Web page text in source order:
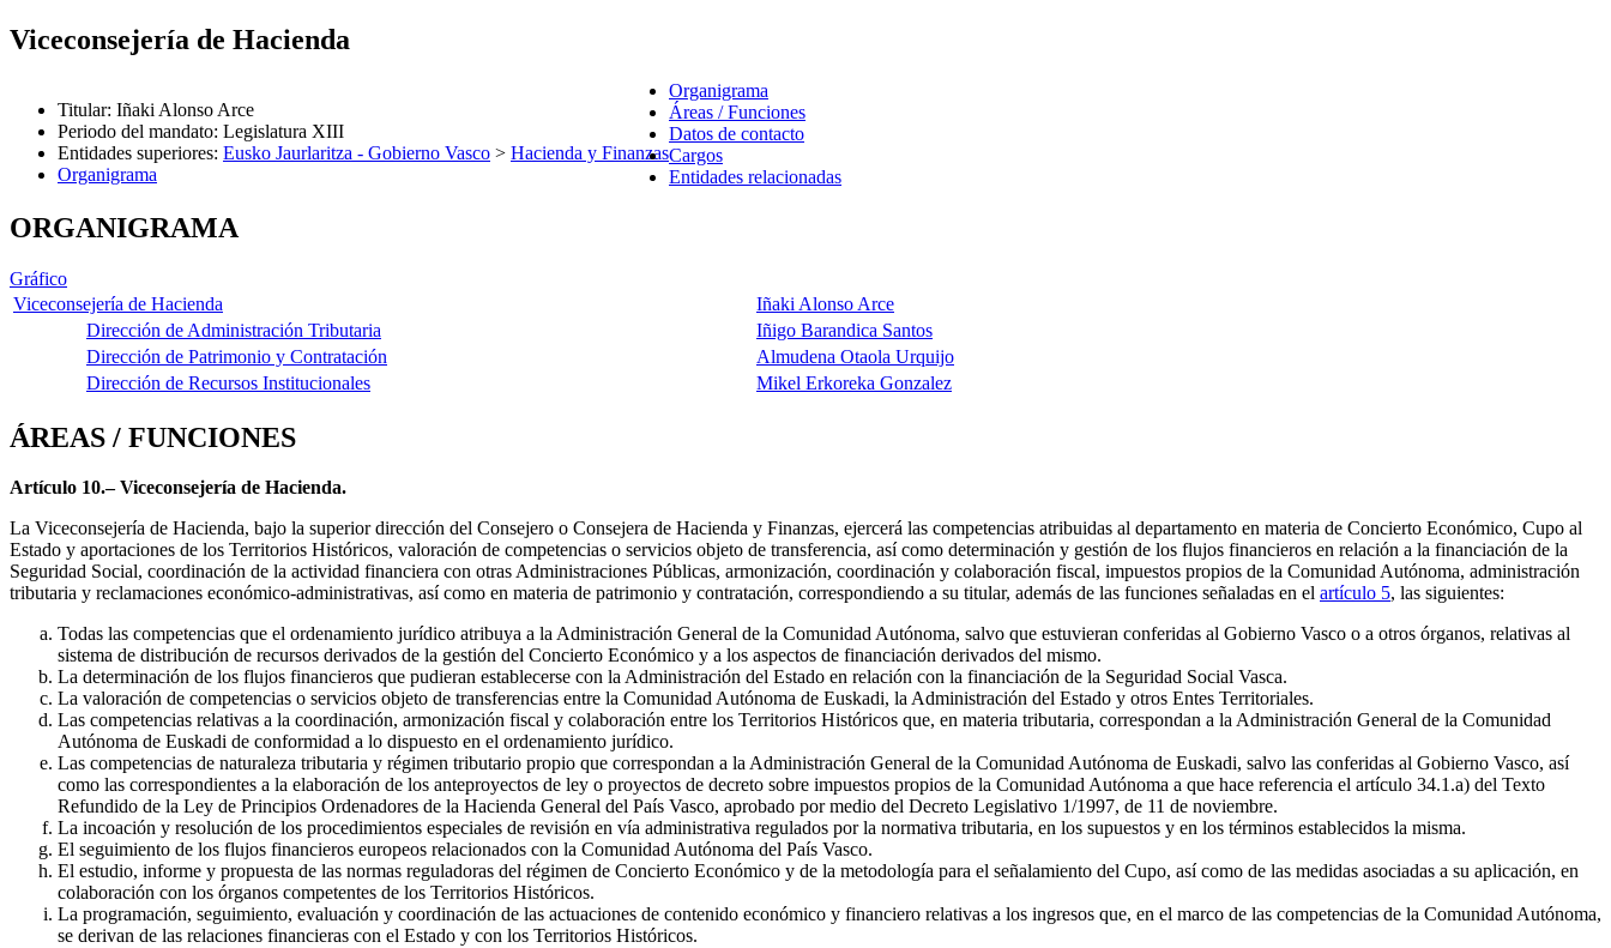
Viceconsejería de Hacienda
Titular: Iñaki Alonso Arce
Periodo del mandato: Legislatura XIII
Entidades superiores: Eusko Jaurlaritza - Gobierno Vasco > Hacienda y Finanzas
Organigrama
Organigrama
Áreas / Funciones
Datos de contacto
Cargos
Entidades relacionadas
ORGANIGRAMA
Gráfico
Viceconsejería de Hacienda
Iñaki Alonso Arce
Dirección de Administración Tributaria
Iñigo Barandica Santos
Dirección de Patrimonio y Contratación
Almudena Otaola Urquijo
Dirección de Recursos Institucionales
Mikel Erkoreka Gonzalez
ÁREAS / FUNCIONES
Artículo 10.– Viceconsejería de Hacienda.
La Viceconsejería de Hacienda, bajo la superior dirección del Consejero o Consejera de Hacienda y Finanzas, ejercerá las competencias atribuidas al departamento en materia de Concierto Económico, Cupo al
Estado y aportaciones de los Territorios Históricos, valoración de competencias o servicios objeto de transferencia, así como determinación y gestión de los flujos financieros en relación a la financiación de la
Seguridad Social, coordinación de la actividad financiera con otras Administraciones Públicas, armonización, coordinación y colaboración fiscal, impuestos propios de la Comunidad Autónoma, administración
tributaria y reclamaciones económico-administrativas, así como en materia de patrimonio y contratación, correspondiendo a su titular, además de las funciones señaladas en el artículo 5, las siguientes:
Todas las competencias que el ordenamiento jurídico atribuya a la Administración General de la Comunidad Autónoma, salvo que estuvieran conferidas al Gobierno Vasco o a otros órganos, relativas al
sistema de distribución de recursos derivados de la gestión del Concierto Económico y a los aspectos de financiación derivados del mismo.
La determinación de los flujos financieros que pudieran establecerse con la Administración del Estado en relación con la financiación de la Seguridad Social Vasca.
La valoración de competencias o servicios objeto de transferencias entre la Comunidad Autónoma de Euskadi, la Administración del Estado y otros Entes Territoriales.
Las competencias relativas a la coordinación, armonización fiscal y colaboración entre los Territorios Históricos que, en materia tributaria, correspondan a la Administración General de la Comunidad
Autónoma de Euskadi de conformidad a lo dispuesto en el ordenamiento jurídico.
Las competencias de naturaleza tributaria y régimen tributario propio que correspondan a la Administración General de la Comunidad Autónoma de Euskadi, salvo las conferidas al Gobierno Vasco, así
como las correspondientes a la elaboración de los anteproyectos de ley o proyectos de decreto sobre impuestos propios de la Comunidad Autónoma a que hace referencia el artículo 34.1.a) del Texto
Refundido de la Ley de Principios Ordenadores de la Hacienda General del País Vasco, aprobado por medio del Decreto Legislativo 1/1997, de 11 de noviembre.
La incoación y resolución de los procedimientos especiales de revisión en vía administrativa regulados por la normativa tributaria, en los supuestos y en los términos establecidos la misma.
El seguimiento de los flujos financieros europeos relacionados con la Comunidad Autónoma del País Vasco.
El estudio, informe y propuesta de las normas reguladoras del régimen de Concierto Económico y de la metodología para el señalamiento del Cupo, así como de las medidas asociadas a su aplicación, en
colaboración con los órganos competentes de los Territorios Históricos.
La programación, seguimiento, evaluación y coordinación de las actuaciones de contenido económico y financiero relativas a los ingresos que, en el marco de las competencias de la Comunidad Autónoma,
se derivan de las relaciones financieras con el Estado y con los Territorios Históricos.